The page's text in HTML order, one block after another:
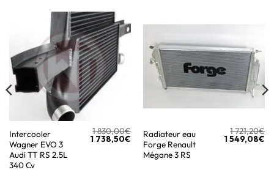
Intercooler
Wagner EVO 3
Audi TT RS 2.5L
340 Cv
1 830,00€
1 738,50€
Radiateur eau
Forge Renault
Mégane 3 RS
1 721,20€
1 549,08€